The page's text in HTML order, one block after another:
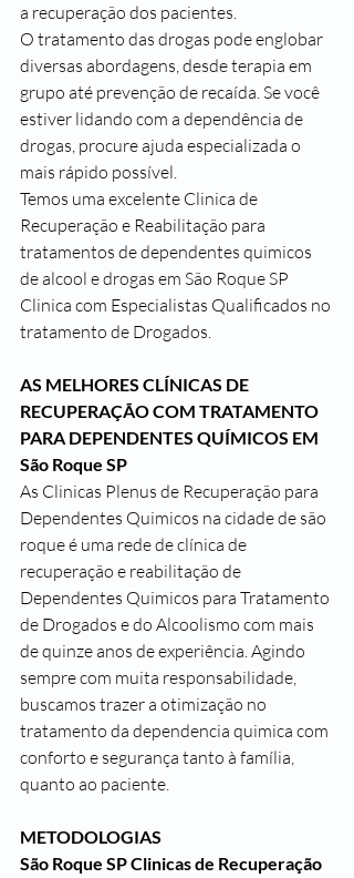
a recuperação dos pacientes.
O tratamento das drogas pode englobar
diversas abordagens, desde terapia em
grupo até prevenção de recaída. Se você
estiver lidando com a dependência de
drogas, procure ajuda especializada o
mais rápido possível.
Temos uma excelente Clinica de
Recuperação e Reabilitação para
tratamentos de dependentes quimicos
de alcool e drogas em São Roque SP
Clinica com Especialistas Qualificados no
tratamento de Drogados.
AS MELHORES CLÍNICAS DE
RECUPERAÇÃO COM TRATAMENTO
PARA DEPENDENTES QUÍMICOS EM
São Roque SP
As Clinicas Plenus de Recuperação para
Dependentes Quimicos na cidade de são
roque é uma rede de clínica de
recuperação e reabilitação de
Dependentes Quimicos para Tratamento
de Drogados e do Alcoolismo com mais
de quinze anos de experiência. Agindo
sempre com muita responsabilidade,
buscamos trazer a otimização no
tratamento da dependencia quimica com
conforto e segurança tanto à família,
quanto ao paciente.
METODOLOGIAS
São Roque SP Clinicas de Recuperação